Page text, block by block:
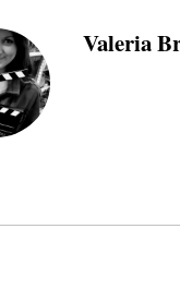
Valeria